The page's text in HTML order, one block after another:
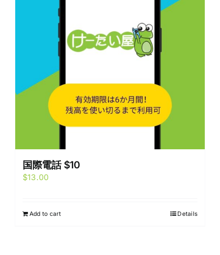
国際電話 $10
$13.00
Add to cart Details